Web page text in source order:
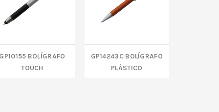
BOLÍGRAFO
TOUCH
GP14243C BOLÍGRAFO
PLÁSTICO